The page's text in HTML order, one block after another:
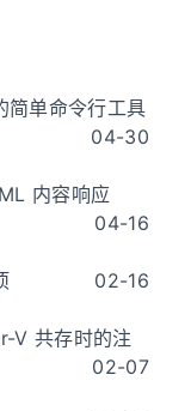
简单命令行工具
04-30
内容响应
04-16
02-16
V 共存时的注
02-07